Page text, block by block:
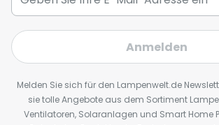
Anmelden
Melden Sie sich für den Lampenwelt.de
sie tolle Angebote aus dem Sortiment
Ventilatoren, Solaranlagen und Smart Home